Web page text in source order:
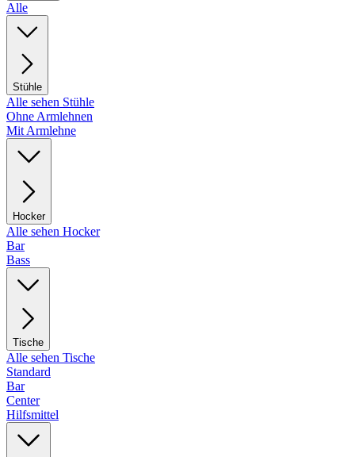
Alle
Stühle
Alle sehen Stühle
Ohne Armlehnen
Mit Armlehne
Hocker
Alle sehen Hocker
Bar
Bass
Tische
Alle sehen Tische
Standard
Bar
Center
Hilfsmittel